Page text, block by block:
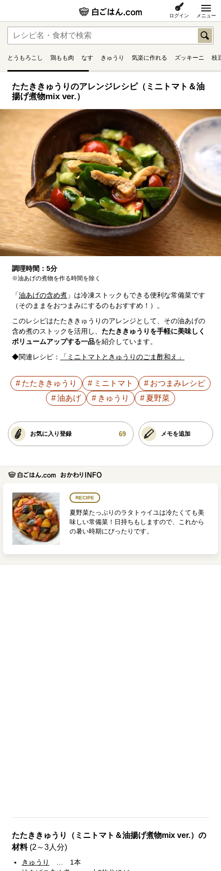
ログイン メニュー
とうもろこし 鶏もも肉 なす きゅうり 気楽に作れる ズッキーニ 枝
たたききゅうりのアレンジレシピ（ミニトマト＆油
揚げ煮物mix ver.）
調理時間：5分
※油あげの煮物を作る時間を除く
「油あげの含め煮 」は冷凍ストックもできる便利な常備菜です
（そのままをおつまみにするのもおすすめ！）。
このレシピはたたききゅうりのアレンジとして、その油あげの
含め煮のストックを活用し、 たたききゅうりを手軽に美味しく
ボリュームアップする一品を紹介しています。
◆関連レシピ：
「ミニトマトときゅうりのごま酢和え」
たたききゅうり ミニトマト
おつまみレシピ
油あげ
きゅうり 夏野菜
お気に入り登録 69 メモを追加
RECIPE
夏野菜たっぷりのラタトゥイユは冷たくても美
味しい常備菜！日持ちもしますので、これから
の暑い時期にぴったりです。
たたききゅうり（ミニトマト＆油揚げ煮物mix ver.）の
材料 (2～3人分)
きゅうり
… 1本